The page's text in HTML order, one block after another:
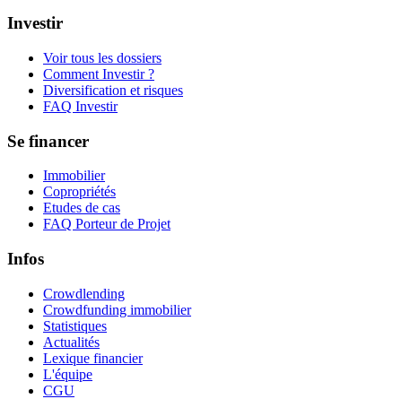
Investir
Voir tous les dossiers
Comment Investir ?
Diversification et risques
FAQ Investir
Se financer
Immobilier
Copropriétés
Etudes de cas
FAQ Porteur de Projet
Infos
Crowdlending
Crowdfunding immobilier
Statistiques
Actualités
Lexique financier
L'équipe
CGU